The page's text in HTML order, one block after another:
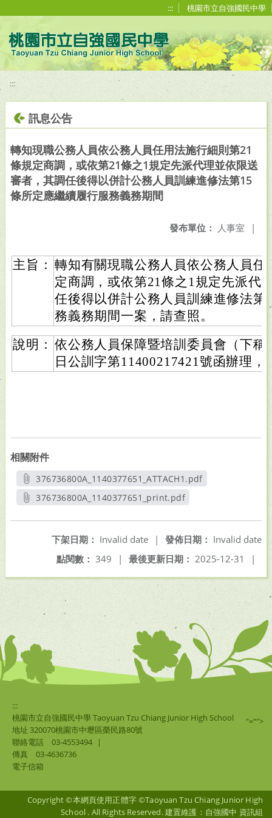
::: 桃園市立自強國民中學
:::
訊息公告
轉知現職公務人員依公務人員任用法施行細則第21
條規定商調，或依第21條之1規定先派代理並依限送
審者，其調任後得以併計公務人員訓練進修法第15
條所定應繼續履行服務義務期間
發布單位： 人事室 |
主旨： 轉知有關現職公務人員依公務人員任
定商調，或依第21條之1規定先派代
任後得以併計公務人員訓練進修法第
務義務期間一案，請查照。
說明： 依公務人員保障暨培訓委員會（下稱
日公訓字第11400217421號函辦理
相關附件
376736800A_1140377651_ATTACH1.pdf
另開新視窗
376736800A_1140377651_print.pdf
發佈日期： Invalid date
下架日期： Invalid date
|
最後更新日期： 2025-12-31 |
點閱數： 349 |
:::
桃園市立自強國民中學 Taoyuan Tzu Chiang Junior High School
地址 320070桃園市中壢區榮民路80號
聯絡電話
03-4553494
|
傳真
03-4636736
電子信箱
"="">
Copyright ©本網頁使用正體字 ©Taoyuan Tzu Chiang Junior High
School . All Rights Reserved. 建置維護：自強國中 資訊組